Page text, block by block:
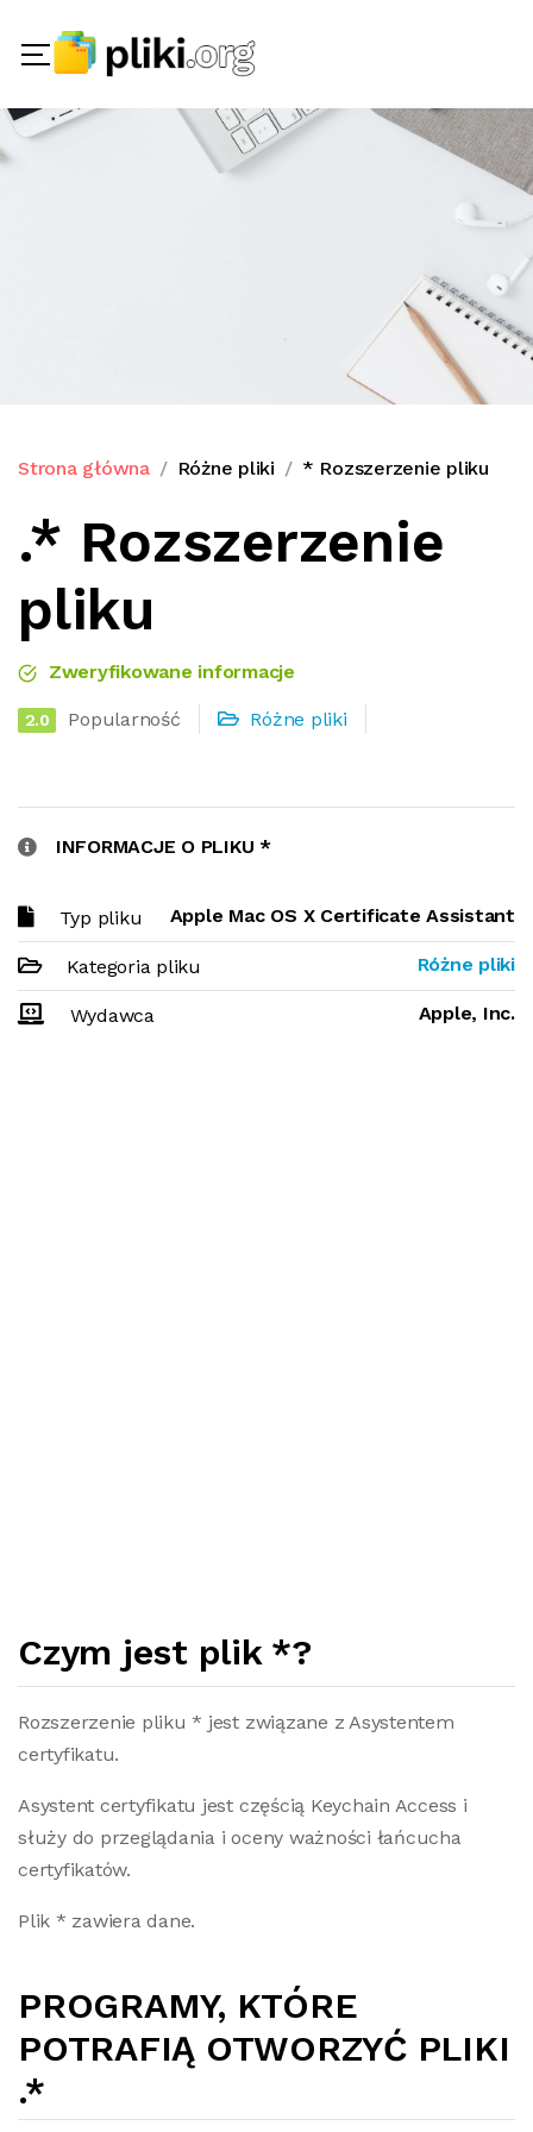
Strona główna Różne pliki * Rozszerzenie pliku
.* Rozszerzenie
pliku
Zweryfikowane informacje
2.0 Popularność Różne pliki
INFORMACJE O PLIKU *
Typ pliku Apple Mac OS X Certificate Assistant
Kategoria pliku Różne pliki
Wydawca Apple, Inc.
Czym jest plik *?
Rozszerzenie pliku * jest związane z Asystentem
certyfikatu.
Asystent certyfikatu jest częścią Keychain Access i
służy do przeglądania i oceny ważności łańcucha
certyfikatów.
Plik * zawiera dane.
PROGRAMY, KTÓRE
POTRAFIĄ OTWORZYĆ PLIKI
.*